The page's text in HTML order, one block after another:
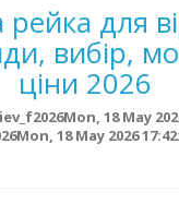
рейка для
вибір,
ціни 2026
18 May
18 May 2026